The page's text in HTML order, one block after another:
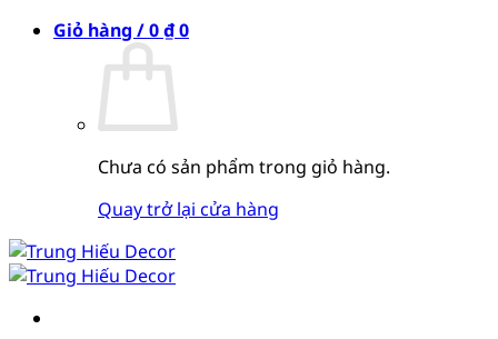
Giỏ hàng /0₫0
Chưa có sản phẩm trong giỏ hàng.
Quay trở lại cửa hàng